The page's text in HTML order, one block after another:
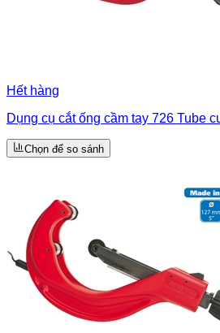
Hết hàng
Dụng cụ cắt ống cầm tay 726 Tube
Chọn để so sánh